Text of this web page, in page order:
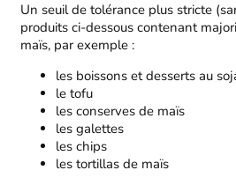
Un seuil de tolérance plus stricte
produits ci-dessous contenant
maïs, par exemple :
les boissons et desserts au
le tofu
les conserves de maïs
les galettes
les chips
les tortillas de maïs